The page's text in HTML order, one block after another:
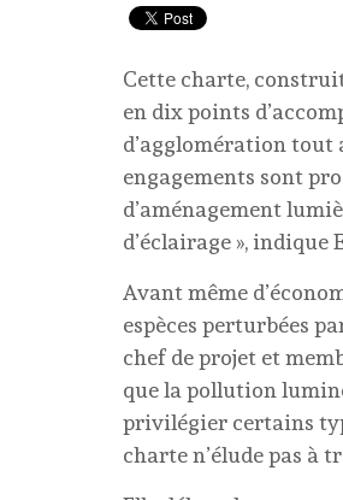
Cette charte,
en dix points
d’agglomération tout
engagements sont
d’aménagement
d’éclairage », indique
Avant même
espèces perturbées
chef de projet et
que la pollution
privilégier certains
charte n’élude pas à